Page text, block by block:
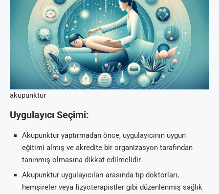
akupunktur
Uygulayıcı Seçimi:
Akupunktur yaptırmadan önce, uygulayıcının uygun
eğitimi almış ve akredite bir organizasyon tarafından
tanınmış olmasına dikkat edilmelidir.
Akupunktur uygulayıcıları arasında tıp doktorları,
hemşireler veya fizyoterapistler gibi düzenlenmiş sağlık